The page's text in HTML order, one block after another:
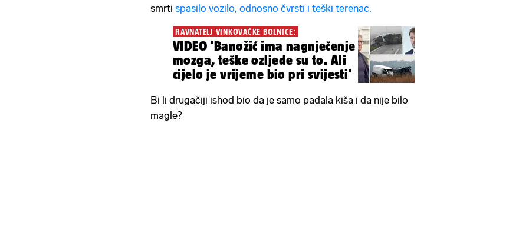
smrti spasilo vozilo, odnosno čvrsti i teški terenac.
RAVNATELJ VINKOVAČKE BOLNICE:
VIDEO 'Banožić ima nagnječenje
mozga, teške ozljede su to. Ali
cijelo je vrijeme bio pri svijesti'
Bi li drugačiji ishod bio da je samo padala kiša i da nije bilo
magle?